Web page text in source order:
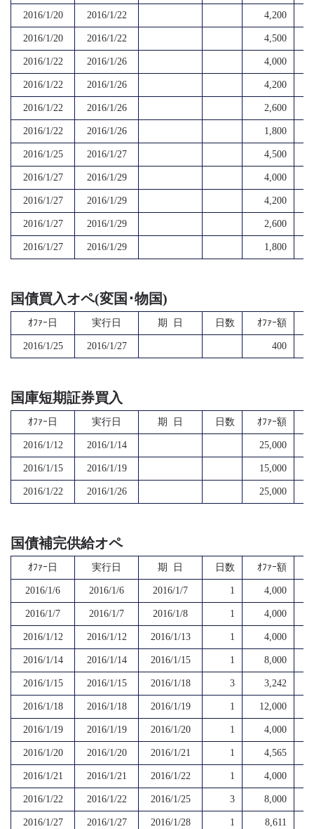
2016/1/20 2016/1/22 4,200
2016/1/20 2016/1/22 4,500
2016/1/22 2016/1/26 4,000
2016/1/22 2016/1/26 4,200
2016/1/22 2016/1/26 2,600
2016/1/22 2016/1/26 1,800
2016/1/25 2016/1/27 4,500
2016/1/27 2016/1/29 4,000
2016/1/27 2016/1/29 4,200
2016/1/27 2016/1/29 2,600
2016/1/27 2016/1/29 1,800
国債買入オペ(変国･物国)
ｵﾌｧｰ日 実行日 期 日 日数 ｵﾌｧｰ額
2016/1/25 2016/1/27 400
国庫短期証券買入
ｵﾌｧｰ日 実行日 期 日 日数 ｵﾌｧｰ額
2016/1/12 2016/1/14 25,000
2016/1/15 2016/1/19 15,000
2016/1/22 2016/1/26 25,000
国債補完供給オペ
ｵﾌｧｰ日 実行日 期 日 日数 ｵﾌｧｰ額
2016/1/6 2016/1/6 2016/1/7 1 4,000
2016/1/7 2016/1/7 2016/1/8 1 4,000
2016/1/12 2016/1/12 2016/1/13 1 4,000
2016/1/14 2016/1/14 2016/1/15 1 8,000
2016/1/15 2016/1/15 2016/1/18 3 3,242
2016/1/18 2016/1/18 2016/1/19 1 12,000
2016/1/19 2016/1/19 2016/1/20 1 4,000
2016/1/20 2016/1/20 2016/1/21 1 4,565
2016/1/21 2016/1/21 2016/1/22 1 4,000
2016/1/22 2016/1/22 2016/1/25 3 8,000
2016/1/27 2016/1/27 2016/1/28 1 8,611